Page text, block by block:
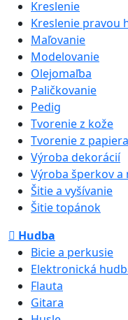
Kreslenie
Kreslenie pravou
Maľovanie
Modelovanie
Olejomaľba
Paličkovanie
Pedig
Tvorenie z kože
Tvorenie z papiera
Výroba dekorácií
Výroba šperkov
Šitie a vyšívanie
Šitie topánok
Hudba
Bicie a perkusie
Elektronická
Flauta
Gitara